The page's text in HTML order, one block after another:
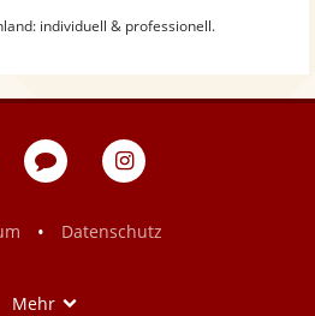
individuell & professionell.
Blog
eventpeppers
• Datenschutz
Mehr